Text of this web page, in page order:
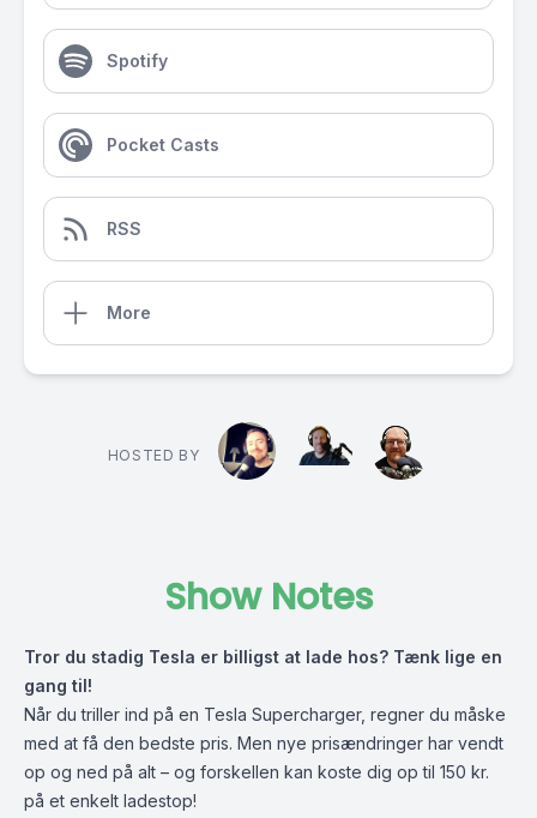
Spotify
Pocket Casts
RSS
More
HOSTED BY
Show Notes
Tror du stadig Tesla er billigst at lade hos? Tænk lige en
gang til!
Når du triller ind på en Tesla Supercharger, regner du måske
med at få den bedste pris. Men nye prisændringer har vendt
op og ned på alt – og forskellen kan koste dig op til 150 kr.
på et enkelt ladestop!